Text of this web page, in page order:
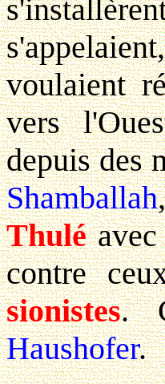
voulaient
vers
depuis des
Shamballah
Thuléavec
contre
sionistes.
Haushofer.